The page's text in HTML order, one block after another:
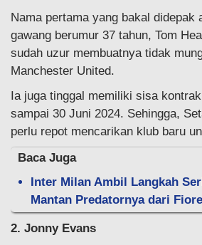
Nama pertama yang bakal didepak
gawang berumur 37 tahun, Tom
sudah uzur membuatnya tidak
Manchester United.
Ia juga tinggal memiliki sisa
sampai 30 Juni 2024. Sehingga,
perlu repot mencarikan klub baru
Baca Juga
Inter Milan Ambil Langkah
Mantan Predatornya dari
2. Jonny Evans